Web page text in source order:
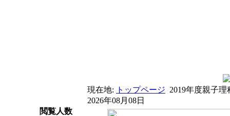
現在地: トップページ 2019年度親子
2026年08月08日
閲覧人数